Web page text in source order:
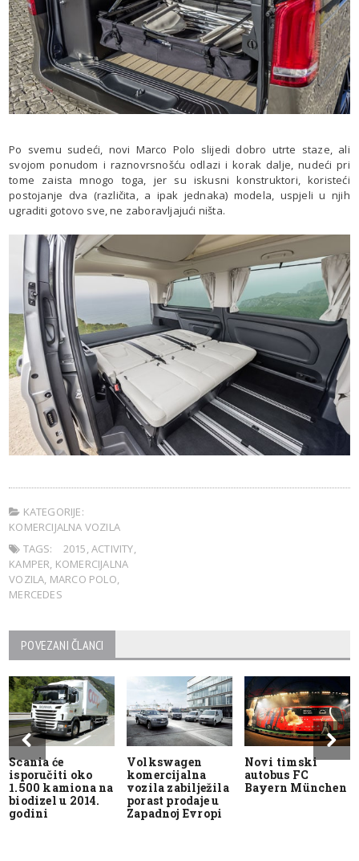
Po svemu sudeći, novi Marco Polo slijedi dobro utrte staze, ali
svojom ponudom i raznovrsnošću odlazi i korak dalje, nudeći pri
tome zaista mnogo toga, jer su iskusni konstruktori, koristeći
postojanje dva (različita, a ipak jednaka) modela, uspjeli u njih
ugraditi gotovo sve, ne zaboravljajući ništa.
KATEGORIJE:
KOMERCIJALNA VOZILA
TAGS:
2015 ACTIVITY
KAMPER KOMERCIJALNA
VOZILA MARCO POLO
MERCEDES
POVEZANI ČLANCI
Scania će
isporučiti oko
1.500 kamiona na
biodizel u 2014.
godini
Volkswagen
komercijalna
vozila zabilježila
porast prodaje u
Zapadnoj Evropi
Novi timski
autobus FC
Bayern München